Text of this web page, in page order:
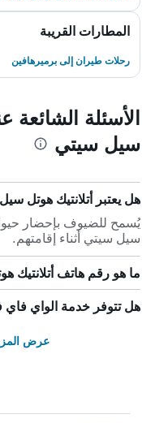
المطارات القريبة
رحلات طيران إلى برميرهافين
الأسئلة الشائعة
سيل سيتي
هل يعتبر أتلانتيك هوتل
يُسمح للضيوف بإحضار
سيل سيتي أثناء إقامتهم.
ما هو رقم هاتف أتلانتيك
هل تتوفر خدمة الواي فاي
عرض